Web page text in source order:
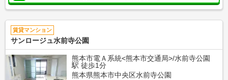
賃貸マンション
サンロージュ水前寺公園
熊本市電Ａ系統<熊本市交通局>/水前寺公園
駅 徒歩1分
熊本県熊本市中央区水前寺公園